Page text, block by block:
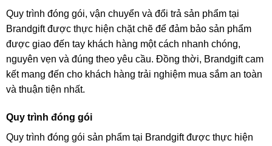
Quy trình đóng gói, vận chuyển và đổi trả sản phẩm tại
Brandgift được thực hiện chặt chẽ để đảm bảo sản phẩm
được giao đến tay khách hàng một cách nhanh chóng,
nguyên vẹn và đúng theo yêu cầu. Đồng thời, Brandgift cam
kết mang đến cho khách hàng trải nghiệm mua sắm an toàn
và thuận tiện nhất.
Quy trình đóng gói
Quy trình đóng gói sản phẩm tại Brandgift được thực hiện